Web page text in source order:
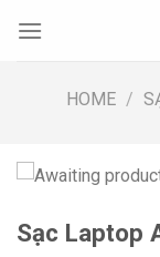
HOME /
Sạc Laptop